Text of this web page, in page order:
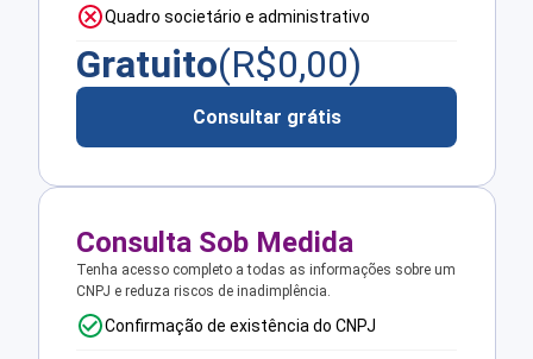
Quadro societário e administrativo
Gratuito(R$0,00)
Consultar grátis
Consulta Sob Medida
Tenha acesso completo a todas as informações sobre um
CNPJ e reduza riscos de inadimplência.
Confirmação de existência do CNPJ